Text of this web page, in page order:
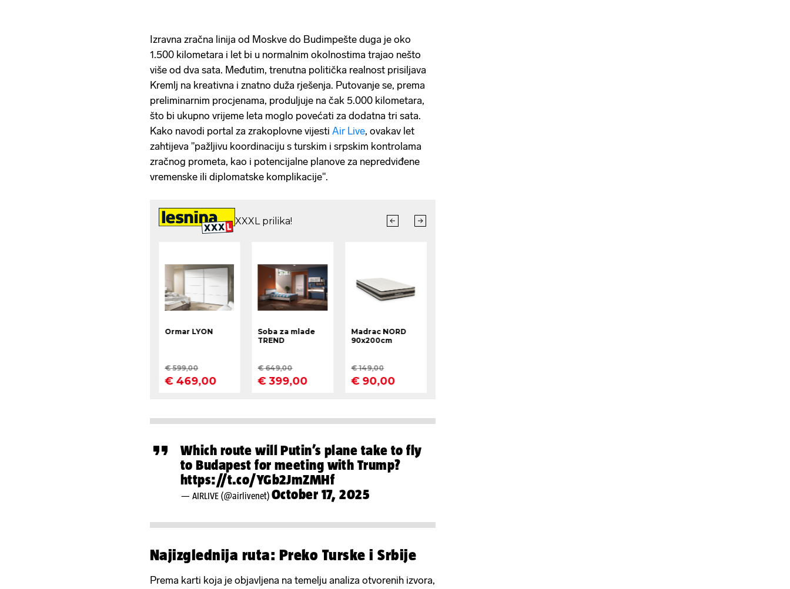
Izravna zračna linija od Moskve do Budimpešte duga je oko
1.500 kilometara i let bi u normalnim okolnostima trajao nešto
više od dva sata. Međutim, trenutna politička realnost prisiljava
Kremlj na kreativna i znatno duža rješenja. Putovanje se, prema
preliminarnim procjenama, produljuje na čak 5.000 kilometara,
što bi ukupno vrijeme leta moglo povećati za dodatna tri sata.
Kako navodi portal za zrakoplovne vijesti Air Live, ovakav let
zahtijeva "pažljivu koordinaciju s turskim i srpskim kontrolama
zračnog prometa, kao i potencijalne planove za nepredviđene
vremenske ili diplomatske komplikacije".
Which route will Putin’s plane take to fly
to Budapest for meeting with Trump?
https://t.co/YGb2JmZMHf
— AIRLIVE (@airlivenet) October 17, 2025
Najizglednija ruta: Preko Turske i Srbije
Prema karti koja je objavljena na temelju analiza otvorenih izvora,